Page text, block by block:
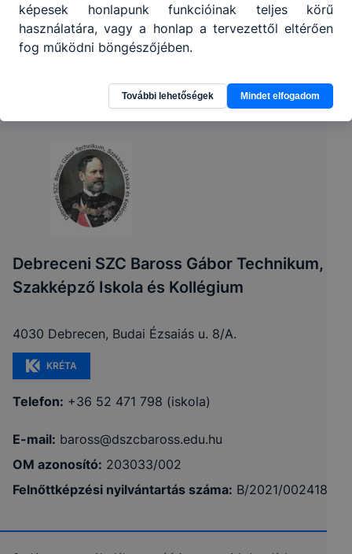
Debreceni SZC Baross Gábor Technikum,
Szakképző Iskola és Kollégium
4030 Debrecen, Budai Ézsaiás u. 8/A.
KRÉTA
Telefon: +36 52 471 798 (iskola)
E-mail: baross@dszcbaross.edu.hu
OM azonosító: 203033/002
Felnőttképzési nyilvántartás száma: B/2021/002418
képesek honlapunk funkcióinak teljes körű
használatára, vagy a honlap a tervezettől eltérően
fog működni böngészőjében.
További lehetőségek Mindet elfogadom